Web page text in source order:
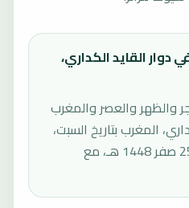
دوار القايد الكداري،
والظهر والعصر والمغرب
المغرب بتاريخ السبت،
٨ أغسطس ٢٠٢٦ الموافق 25 صفر 1448 هـ، مع